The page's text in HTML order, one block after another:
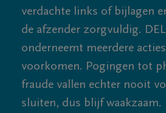
verdachte links of bijlagen
de afzender zorgvuldig.
onderneemt meerdere
voorkomen. Pogingen tot
fraude vallen echter nooit
sluiten, dus blijf waakzaam.